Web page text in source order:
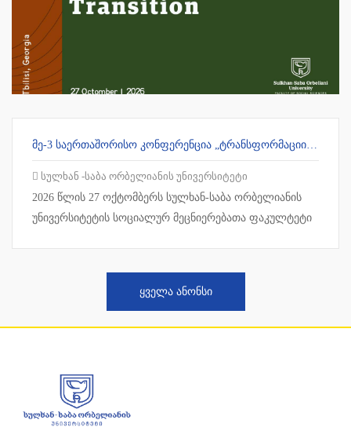
ᲛᲔ-3 ᲡᲐᲔᲠᲗᲐᲨᲝᲠᲘᲡᲝ ᲙᲝᲜᲤᲔᲠᲔᲜᲪᲘᲐ „ᲢᲠᲐᲜᲡᲤᲝᲠᲛᲐᲪᲘᲘᲡ ᲔᲢᲐᲞᲖᲔ ᲛᲧᲝᲤᲘ ᲡᲐᲖᲝᲒᲐᲓᲝᲔᲑᲔᲑᲘ“
სულხან -საბა ორბელიანის უნივერსიტეტი
2026 წლის 27 ოქტომბერს სულხან-საბა ორბელიანის
უნივერსიტეტის სოციალურ მეცნიერებათა ფაკულტეტი
ᲧᲕᲔᲚᲐ ᲐᲜᲝᲜᲡᲘ